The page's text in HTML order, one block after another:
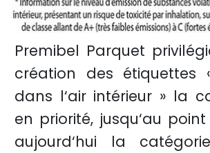
Premibel Parquet
création des étiquettes
dans l‘air intérieur » la
en priorité, jusqu‘au
aujourd‘hui la